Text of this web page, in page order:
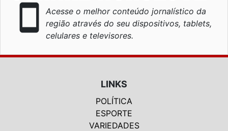
smartphone
Acesse o melhor conteúdo jornalístico da
região através do seu dispositivos, tablets,
celulares e televisores.
LINKS
POLÍTICA
ESPORTE
VARIEDADES